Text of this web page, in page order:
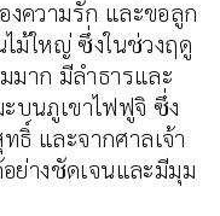
ความรัก และขอลูก
ม้ใหญ่ ซึ่งในช่วงฤดู
มาก มีลำธารและ
บนภูเขาไฟฟูจิ ซึ่ง
ธิ์ และจากศาลเจ้า
ย่างชัดเจนและมีมุม